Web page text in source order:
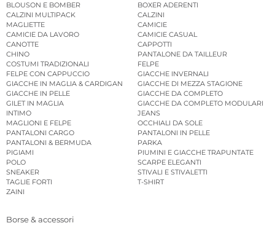
BLOUSON E BOMBER
BOXER ADERENTI
CALZINI MULTIPACK
CALZINI
MAGLIETTE
CAMICIE
CAMICIE DA LAVORO
CAMICIE CASUAL
CANOTTE
CAPPOTTI
CHINO
PANTALONE DA TAILLEUR
COSTUMI TRADIZIONALI
FELPE
FELPE CON CAPPUCCIO
GIACCHE INVERNALI
GIACCHE IN MAGLIA & CARDIGAN
GIACCHE DI MEZZA STAGIONE
GIACCHE IN PELLE
GIACCHE DA COMPLETO
GILET IN MAGLIA
GIACCHE DA COMPLETO MODULARI
INTIMO
JEANS
MAGLIONI E FELPE
OCCHIALI DA SOLE
PANTALONI CARGO
PANTALONI IN PELLE
PANTALONI & BERMUDA
PARKA
PIGIAMI
PIUMINI E GIACCHE TRAPUNTATE
POLO
SCARPE ELEGANTI
SNEAKER
STIVALI E STIVALETTI
TAGLIE FORTI
T-SHIRT
ZAINI
Borse & accessori